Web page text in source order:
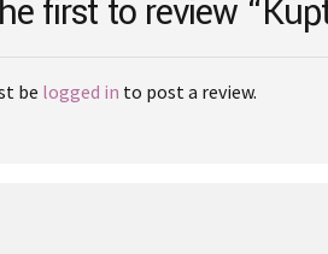
first to review
be logged in to post a review.